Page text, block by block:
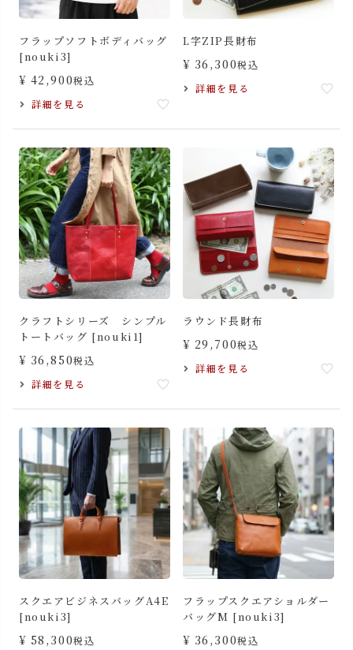
フラップソフトボディバッグ
[nouki3]
¥ 42,900税込
詳細を見る
L字ZIP長財布
¥ 36,300税込
詳細を見る
クラフトシリーズ シンプル
トートバッグ [nouki1]
¥ 36,850税込
詳細を見る
ラウンド長財布
¥ 29,700税込
詳細を見る
スクエアビジネスバッグA4E
[nouki3]
¥ 58,300税込
フラップスクエアショルダー
バッグM [nouki3]
¥ 36,300税込